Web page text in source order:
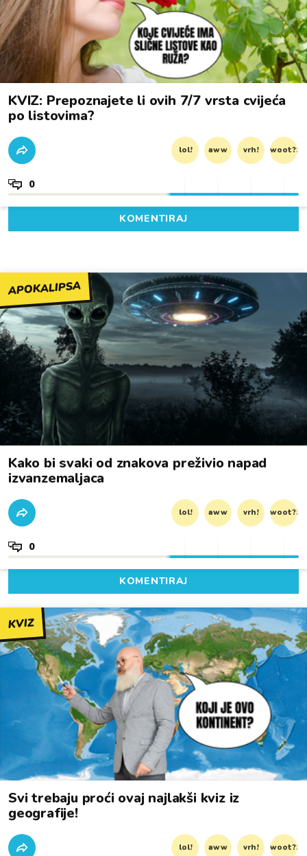
KVIZ: Prepoznajete li ovih 7/7 vrsta cvijeća
po listovima?
lol! aww vrh! woot?!
0
KOMENTIRAJ
APOKALIPSA
Kako bi svaki od znakova preživio napad
izvanzemaljaca
lol! aww vrh! woot?!
0
KOMENTIRAJ
KVIZ
Svi trebaju proći ovaj najlakši kviz iz
geografije!
lol! aww vrh! woot?!